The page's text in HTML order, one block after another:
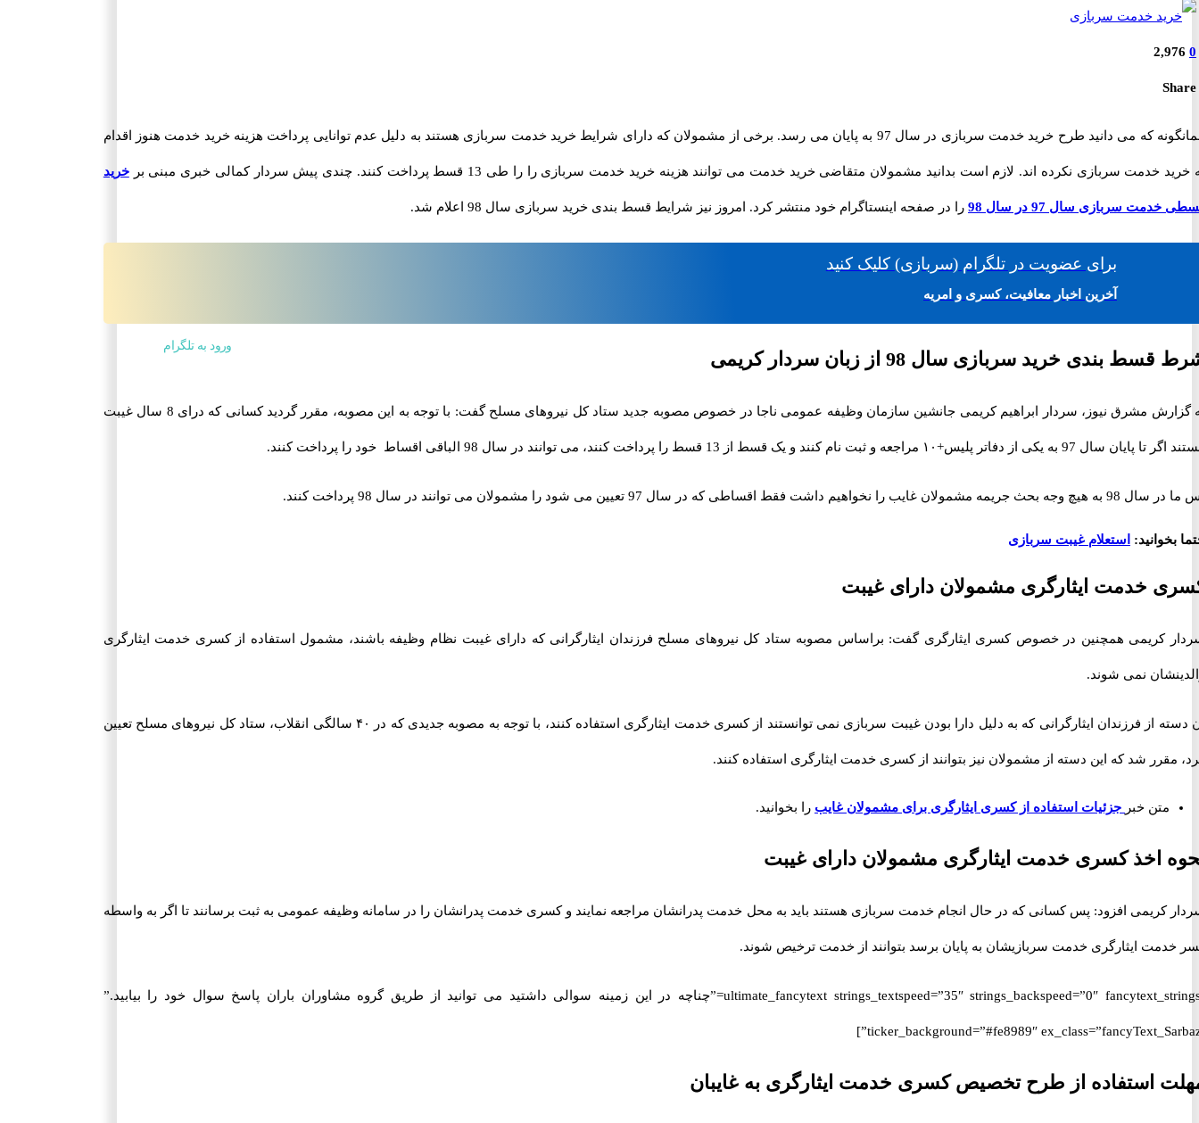
0
2,976
Share
همانگونه که می دانید طرح خرید خدمت سربازی در سال 97 به پایان می رسد. برخی از مشمولان که دارای شرایط خرید خدمت سربازی هستند به دلیل عدم توانایی پرداخت هزینه خرید خدمت هنوز اقدام
خرید خدمت سربازی نکرده اند. لازم است بدانید مشمولان متقاضی خرید خدمت می توانند هزینه خرید خدمت سربازی را را طی 13 قسط پرداخت کنند. چندی پیش سردار کمالی خبری مبنی بر خرید
خدمت سربازی سال 97 در سال 98 را در صفحه اینستاگرام خود منتشر کرد. امروز نیز شرایط قسط بندی خرید سربازی سال 98 اعلام شد.
برای عضویت در تلگرام (سربازی) کلیک کنید
آخرین اخبار معافیت، کسری و امریه
ورود به تلگرام
قسط بندی خرید سربازی سال 98 از زبان سردار کریمی
به گزارش مشرق نیوز، سردار ابراهیم کریمی جانشین سازمان وظیفه عمومی ناجا در خصوص مصوبه جدید ستاد کل نیروهای مسلح گفت: با توجه به این مصوبه، مقرر گردید کسانی که درای 8 سال غیبت
پایان سال 97 به یکی از دفاتر پلیس+۱۰ مراجعه و ثبت نام کنند و یک قسط از 13 قسط را پرداخت کنند، می توانند در سال 98 الباقی اقساط خود را پرداخت کنند.
هیچ وجه بحث جریمه مشمولان غایب را نخواهیم داشت فقط اقساطی که در سال 97 تعیین می شود را مشمولان می توانند در سال 98 پرداخت کنند.
بخوانید: استعلام غیبت سربازی
خدمت ایثارگری مشمولان دارای غیبت
کریمی همچنین در خصوص کسری ایثارگری گفت: براساس مصوبه ستاد کل نیروهای مسلح فرزندان ایثارگرانی که دارای غیبت نظام وظیفه باشند، مشمول استفاده از کسری خدمت ایثارگری
نمی شوند.
آن دسته از فرزندان ایثارگرانی که به دلیل دارا بودن غیبت سربازی نمی توانستند از کسری خدمت ایثارگری استفاده کنند، با توجه به مصوبه جدیدی که در ۴۰ سالگی انقلاب، ستاد کل نیروهای مسلح تعیین
مقرر شد که این دسته از مشمولان نیز بتوانند از کسری خدمت ایثارگری استفاده کنند.
متن خبر جزئیات استفاده از کسری ایثارگری برای مشمولان غایب را بخوانید.
اخذ کسری خدمت ایثارگری مشمولان دارای غیبت
کریمی افزود: پس کسانی که در حال انجام خدمت سربازی هستند باید به محل خدمت پدرانشان مراجعه نمایند و کسری خدمت پدرانشان را در سامانه وظیفه عمومی به ثبت برسانند تا اگر به واسطه
خدمت ایثارگری خدمت سربازیشان به پایان برسد بتوانند از خدمت ترخیص شوند.
[ultimate_fancytext strings_textspeed=”35″ strings_backspeed=”0″ fancytext_strings=”چناچه در این زمینه سوالی داشتید می توانید از طریق گروه مشاوران باران پاسخ سوال خود را بیابید.”
ticker_background=”#fe8989″
استفاده از طرح تخصیص کسری خدمت ایثارگری به غایبان